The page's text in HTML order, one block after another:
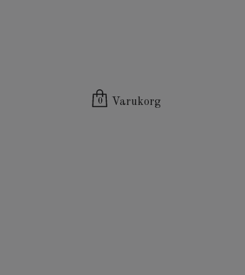
0 Varukorg